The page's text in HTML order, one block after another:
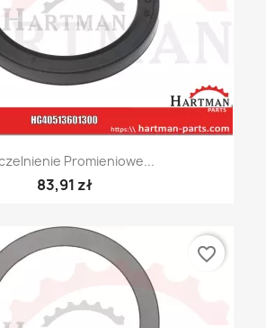
Promieniowe...
83,91 zł
favorite_border